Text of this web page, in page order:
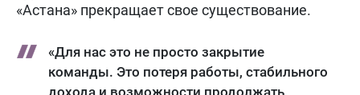
«Астана» прекращает свое существование.
«Для нас это не просто закрытие
команды. Это потеря работы, стабильного